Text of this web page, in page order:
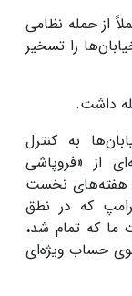
از حمله نظامی
را تسخیر
داشت.
به کنترل
از «فروپاشی
هفته‌های نخست
که در نطق
ما که تمام شد،
حساب ویژه‌ای